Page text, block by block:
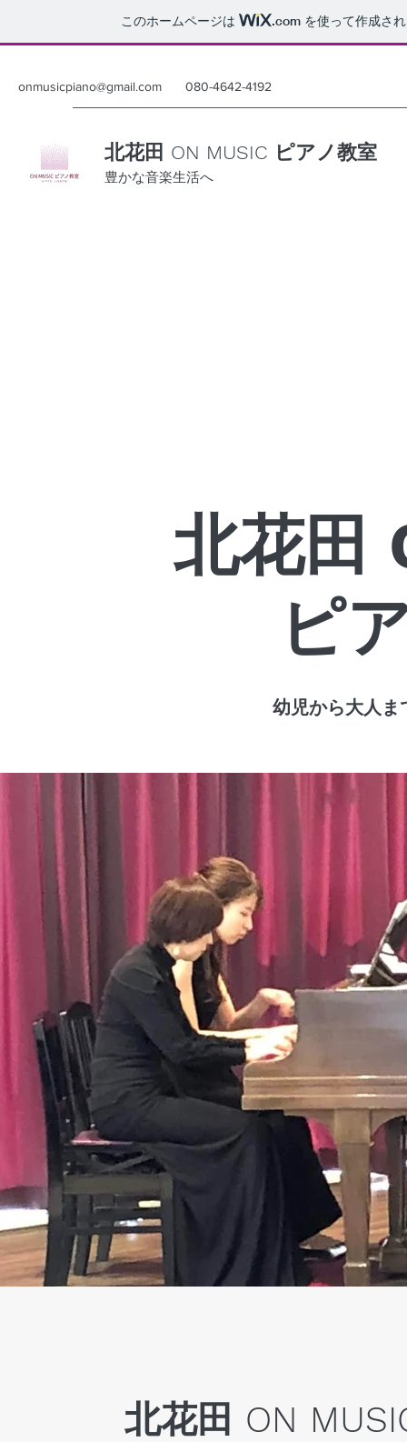
このホームページは .com を使って作成さ
onmusicpiano@gmail.com 080-4642-4192
北花田 ON MUSIC ピアノ教室
豊かな音楽生活へ
北花田
ピ
幼児から大人ま
北花田 ON